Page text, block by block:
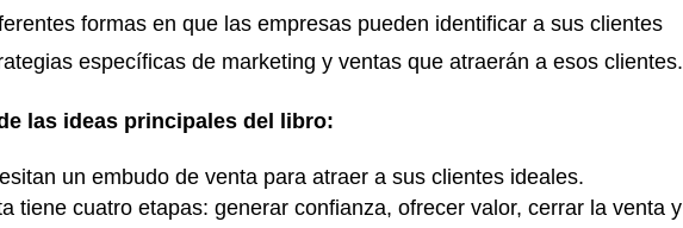
formas en que las empresas pueden identificar a sus clientes
específicas de marketing y ventas que atraerán a esos clientes.
las ideas principales del libro:
un embudo de venta para atraer a sus clientes ideales.
tiene cuatro etapas: generar confianza, ofrecer valor, cerrar la venta y